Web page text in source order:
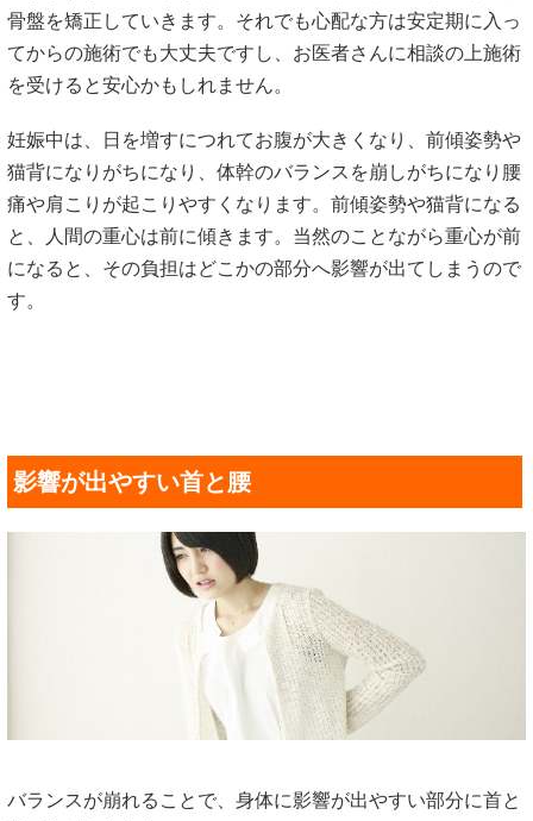
骨盤を矯正していきます。それでも心配な方は安定期に入っ
てからの施術でも大丈夫ですし、お医者さんに相談の上施術
を受けると安心かもしれません。
妊娠中は、日を増すにつれてお腹が大きくなり、前傾姿勢や
猫背になりがちになり、体幹のバランスを崩しがちになり腰
痛や肩こりが起こりやすくなります。前傾姿勢や猫背になる
と、人間の重心は前に傾きます。当然のことながら重心が前
になると、その負担はどこかの部分へ影響が出てしまうので
す。
影響が出やすい首と腰
バランスが崩れることで、身体に影響が出やすい部分に首と